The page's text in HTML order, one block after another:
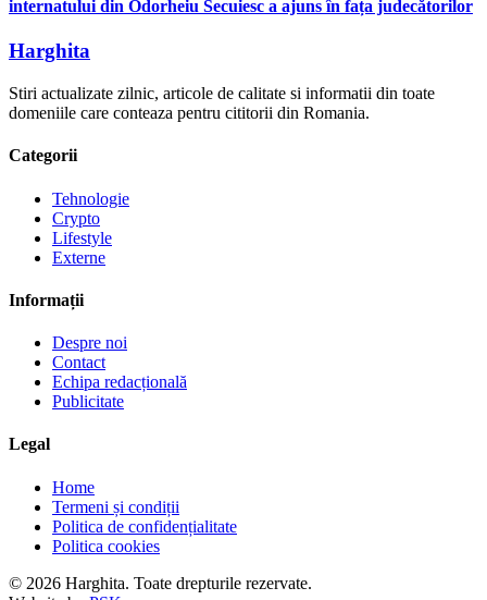
internatului din Odorheiu Secuiesc a ajuns în fața judecătorilor
Harghita
Stiri actualizate zilnic, articole de calitate si informatii din toate
domeniile care conteaza pentru cititorii din Romania.
Categorii
Tehnologie
Crypto
Lifestyle
Externe
Informații
Despre noi
Contact
Echipa redacțională
Publicitate
Legal
Home
Termeni și condiții
Politica de confidențialitate
Politica cookies
© 2026 Harghita. Toate drepturile rezervate.